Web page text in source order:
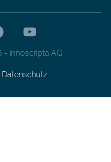
innoscripta AG
Datenschutz